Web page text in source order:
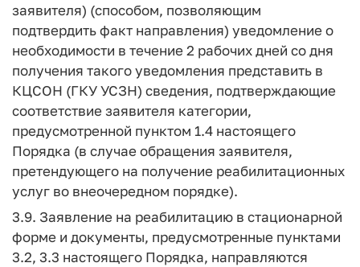
заявителя) (способом, позволяющим
подтвердить факт направления) уведомление о
необходимости в течение 2 рабочих дней со дня
получения такого уведомления представить в
КЦСОН (ГКУ УСЗН) сведения, подтверждающие
соответствие заявителя категории,
предусмотренной пунктом 1.4 настоящего
Порядка (в случае обращения заявителя,
претендующего на получение реабилитационных
услуг во внеочередном порядке).
3.9. Заявление на реабилитацию в стационарной
форме и документы, предусмотренные пунктами
3.2, 3.3 настоящего Порядка, направляются